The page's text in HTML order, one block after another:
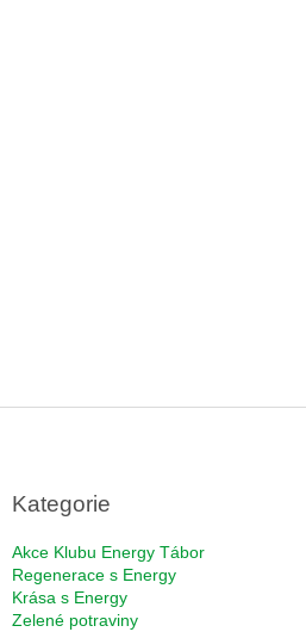
Kategorie
Akce Klubu Energy Tábor
Regenerace s Energy
Krása s Energy
Zelené potraviny